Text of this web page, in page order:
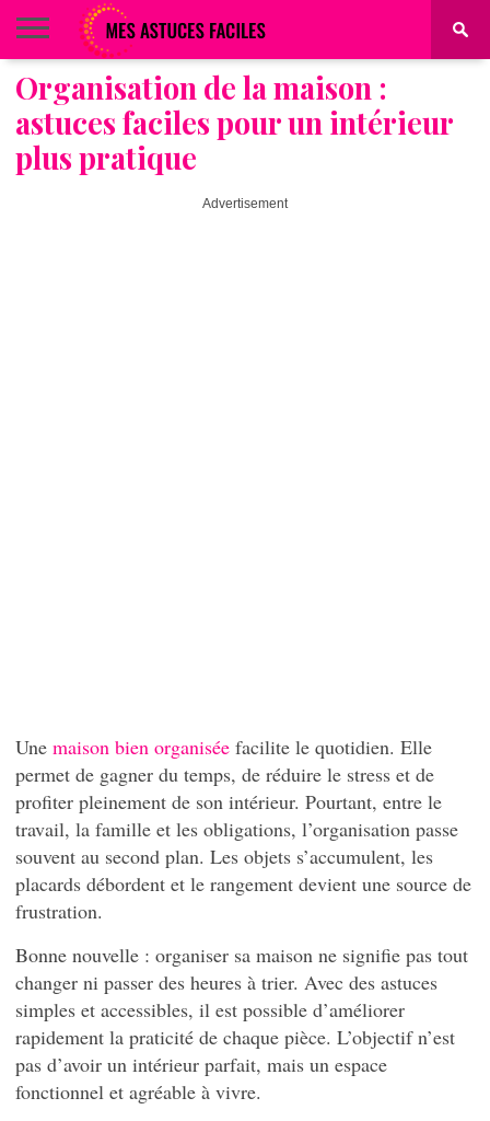
BEAUTÉ
COIFFURE
ALIMENTATION
MAQUILLAGE
MAISON
Organisation de la maison :
astuces faciles pour un intérieur
plus pratique
Advertisement
Une maison bien organisée facilite le quotidien. Elle
permet de gagner du temps, de réduire le stress et de
profiter pleinement de son intérieur. Pourtant, entre le
travail, la famille et les obligations, l’organisation passe
souvent au second plan. Les objets s’accumulent, les
placards débordent et le rangement devient une source de
frustration.
Bonne nouvelle : organiser sa maison ne signifie pas tout
changer ni passer des heures à trier. Avec des astuces
simples et accessibles, il est possible d’améliorer
rapidement la praticité de chaque pièce. L’objectif n’est
pas d’avoir un intérieur parfait, mais un espace
fonctionnel et agréable à vivre.